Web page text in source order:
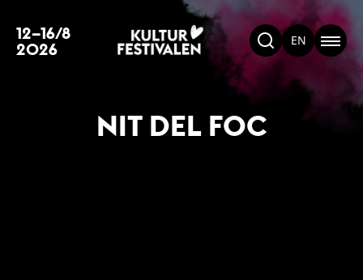
12–16/8
2026 EN
NIT DEL FOC